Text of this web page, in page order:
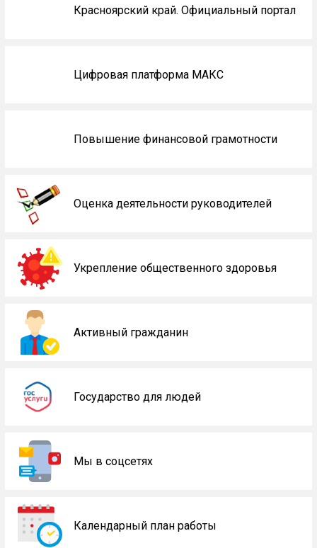
Красноярский край. Официальный портал
Цифровая платформа МАКС
Повышение финансовой грамотности
Оценка деятельности руководителей
Укрепление общественного здоровья
Активный гражданин
Государство для людей
Мы в соцсетях
Календарный план работы